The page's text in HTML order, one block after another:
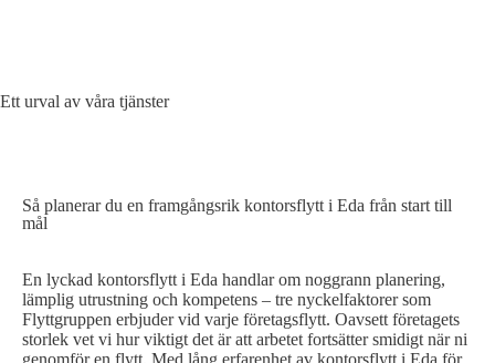
Ett urval av våra tjänster
Så planerar du en framgångsrik kontorsflytt i Eda från start till
mål
En lyckad kontorsflytt i Eda handlar om noggrann planering,
lämplig utrustning och kompetens – tre nyckelfaktorer som
Flyttgruppen erbjuder vid varje företagsflytt. Oavsett företagets
storlek vet vi hur viktigt det är att arbetet fortsätter smidigt när ni
genomför en flytt. Med lång erfarenhet av kontorsflytt i Eda för